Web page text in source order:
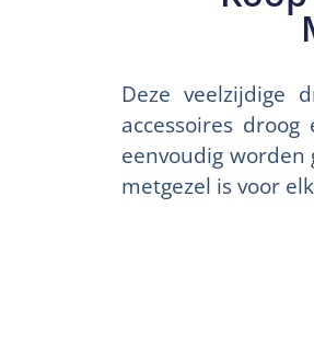
Deze veelzijdige
accessoires
eenvoudig
metgezel is voor